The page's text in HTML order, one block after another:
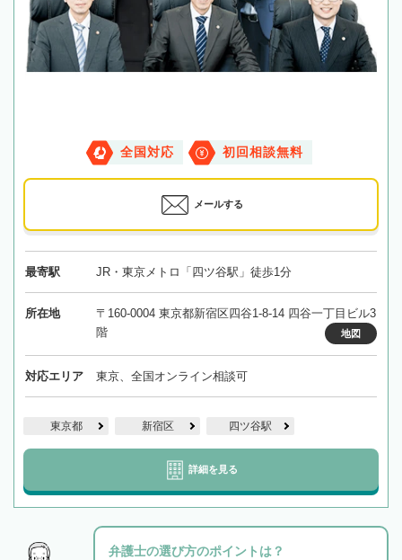
全国対応 初回相談無料
メールする
最寄駅 JR・東京メトロ「四ツ谷駅」徒歩1分
所在地
〒160-0004 東京都新宿区四谷1-8-14 四谷一丁目ビル3
階
地図
対応エリア 東京、全国オンライン相談可
東京都 新宿区 四ツ谷駅
詳細を見る
弁護士の選び方のポイントは？